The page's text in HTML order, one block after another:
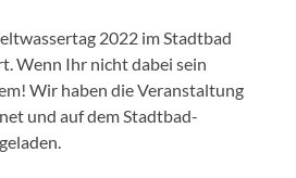
2022 im Stadtbad
Wenn Ihr nicht dabei sein
Wir haben die Veranstaltung
und auf dem Stadtbad-